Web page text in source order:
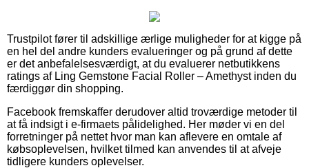
Trustpilot fører til adskillige ærlige muligheder for at kigge på
en hel del andre kunders evalueringer og på grund af dette
er det anbefalelsesværdigt, at du evaluerer netbutikkens
ratings af Ling Gemstone Facial Roller – Amethyst inden du
færdiggør din shopping.
Facebook fremskaffer derudover altid troværdige metoder til
at få indsigt i e-firmaets pålidelighed. Her møder vi en del
forretninger på nettet hvor man kan aflevere en omtale af
købsoplevelsen, hvilket tilmed kan anvendes til at afveje
tidligere kunders oplevelser.